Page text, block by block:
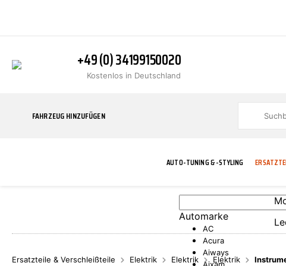
+49 (0) 34199150020
Kostenlos in Deutschland
FAHRZEUG HINZUFÜGEN
AUTO-TUNING & -STYLING
BREMSFLÜSSIGKEIT
Automarke
AC
Acura
Aiways
Ersatzteile & Verschleißteile Elektrik Elektrik Elektrik